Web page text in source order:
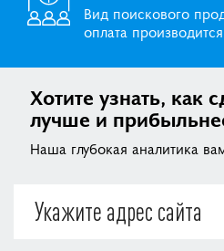
Вид поискового
оплата
Хотите узнать, как
лучше и
Наша глубокая аналитика